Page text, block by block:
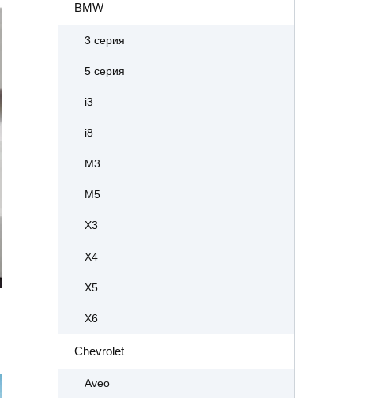
BMW
3 серия
5 серия
i3
i8
M3
M5
X3
X4
X5
X6
Chevrolet
Aveo